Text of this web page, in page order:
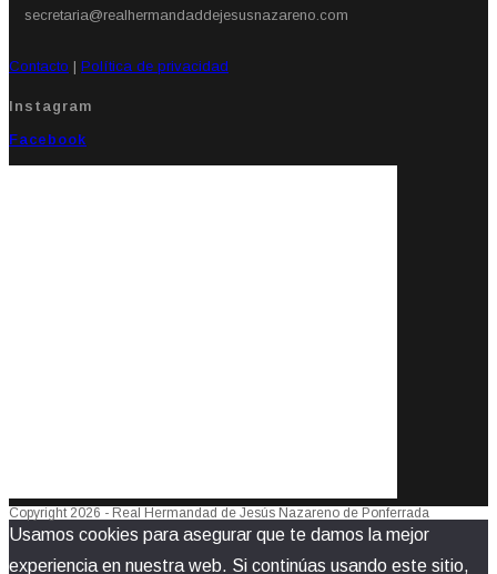
secretaria@realhermandaddejesusnazareno.com
Contacto | Política de privacidad
Instagram
Facebook
Copyright 2026 - Real Hermandad de Jesús Nazareno de Ponferrada
Usamos cookies para asegurar que te damos la mejor
experiencia en nuestra web. Si continúas usando este sitio,